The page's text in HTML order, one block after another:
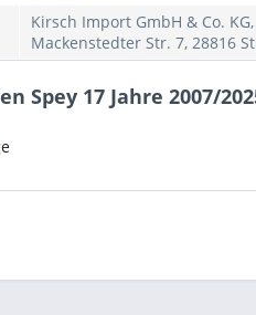
Kirsch Import GmbH & Co. KG,
Mackenstedter Str. 7, 28816
Spey 17 Jahre 2007/